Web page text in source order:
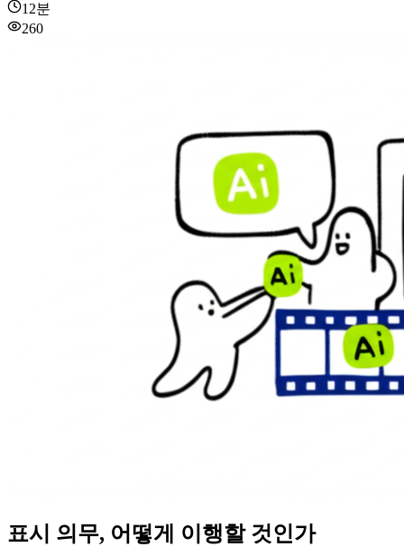
12분
260
표시 의무, 어떻게 이행할 것인가